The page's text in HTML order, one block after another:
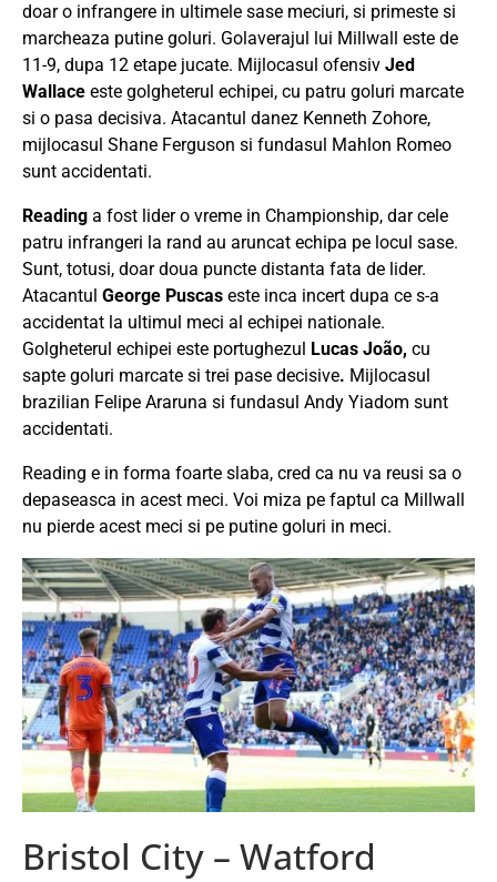
doar o infrangere in ultimele sase meciuri, si primeste si
marcheaza putine goluri. Golaverajul lui Millwall este de
11-9, dupa 12 etape jucate. Mijlocasul ofensiv Jed
Wallace este golgheterul echipei, cu patru goluri marcate
si o pasa decisiva. Atacantul danez Kenneth Zohore,
mijlocasul Shane Ferguson si fundasul Mahlon Romeo
sunt accidentati.
Reading a fost lider o vreme in Championship, dar cele
patru infrangeri la rand au aruncat echipa pe locul sase.
Sunt, totusi, doar doua puncte distanta fata de lider.
Atacantul George Puscas este inca incert dupa ce s-a
accidentat la ultimul meci al echipei nationale.
Golgheterul echipei este portughezul Lucas João, cu
sapte goluri marcate si trei pase decisive. Mijlocasul
brazilian Felipe Araruna si fundasul Andy Yiadom sunt
accidentati.
Reading e in forma foarte slaba, cred ca nu va reusi sa o
depaseasca in acest meci. Voi miza pe faptul ca Millwall
nu pierde acest meci si pe putine goluri in meci.
Bristol City – Watford